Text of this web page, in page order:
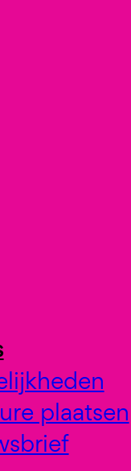
plaatsen